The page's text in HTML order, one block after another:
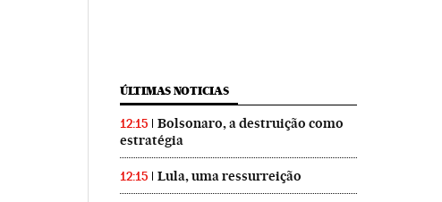
ÚLTIMAS NOTICIAS
12:15
Bolsonaro, a destruição como
estratégia
12:15 Lula, uma ressurreição